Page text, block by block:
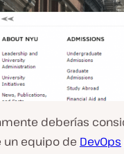
deberías
equipo de DevOps